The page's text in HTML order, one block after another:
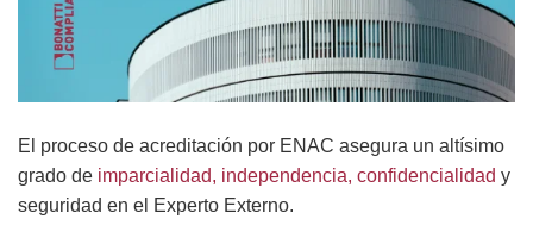
El proceso de acreditación por ENAC asegura un altísimo
grado de imparcialidad, independencia, confidencialidad y
seguridad en el Experto Externo.